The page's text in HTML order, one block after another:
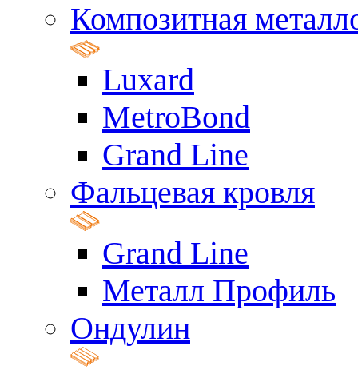
Композитная
Luxard
MetroBond
Grand Line
Фальцевая кровля
Grand Line
Металл Профиль
Ондулин